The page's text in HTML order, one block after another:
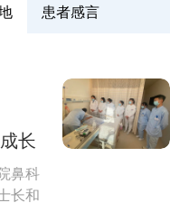
患者感言
长
鼻科
长和